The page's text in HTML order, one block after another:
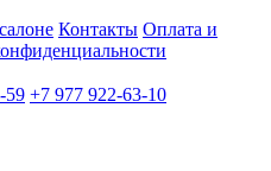
Контакты Оплата и
59 +7 977 922-63-10